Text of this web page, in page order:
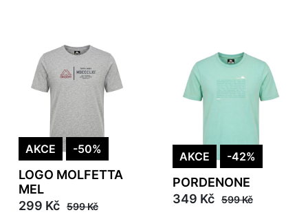
AKCE -50%
LOGO MOLFETTA
MEL
299 Kč 599 Kč
AKCE -42%
PORDENONE
349 Kč 599 Kč